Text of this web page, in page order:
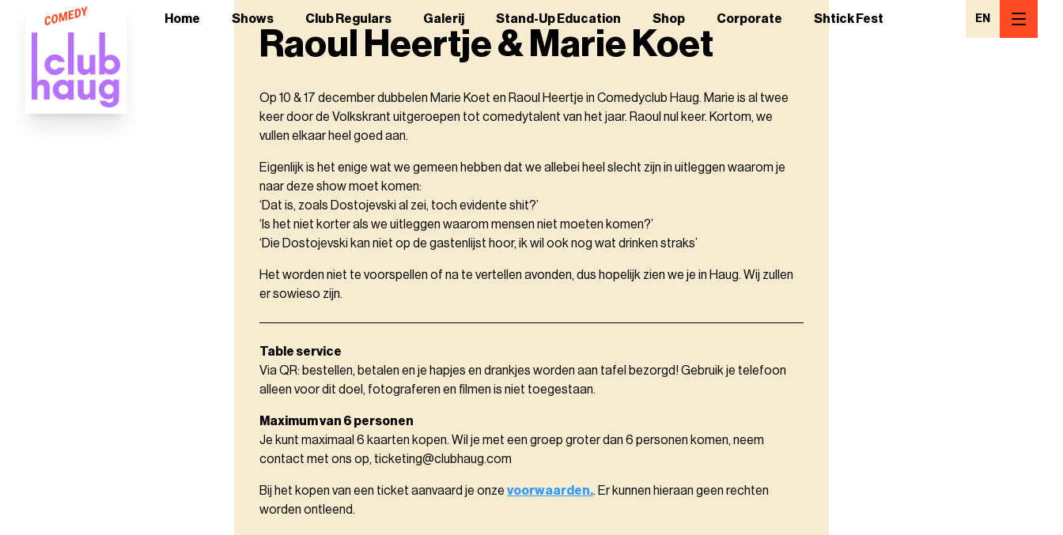
Home Shows Club Regulars Galerij Stand-Up Education Shop Corporate Shtick Fest EN
Raoul Heertje & Marie Koet
Op 10 & 17 december dubbelen Marie Koet en Raoul Heertje in Comedyclub Haug. Marie is al twee
keer door de Volkskrant uitgeroepen tot comedytalent van het jaar. Raoul nul keer. Kortom, we
vullen elkaar heel goed aan.
Eigenlijk is het enige wat we gemeen hebben dat we allebei heel slecht zijn in uitleggen waarom je
naar deze show moet komen:
‘Dat is, zoals Dostojevski al zei, toch evidente shit?’
‘Is het niet korter als we uitleggen waarom mensen niet moeten komen?’
‘Die Dostojevski kan niet op de gastenlijst hoor, ik wil ook nog wat drinken straks’
Het worden niet te voorspellen of na te vertellen avonden, dus hopelijk zien we je in Haug. Wij zullen
er sowieso zijn.
Table service
Via QR: bestellen, betalen en je hapjes en drankjes worden aan tafel bezorgd! Gebruik je telefoon
alleen voor dit doel, fotograferen en filmen is niet toegestaan.
Maximum van 6 personen
Je kunt maximaal 6 kaarten kopen. Wil je met een groep groter dan 6 personen komen, neem
contact met ons op, ticketing@clubhaug.com
Bij het kopen van een ticket aanvaard je onze voorwaarden.. Er kunnen hieraan geen rechten
worden ontleend.